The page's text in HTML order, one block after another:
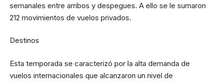
semanales entre arribos y despegues. A ello se le sumaron
212 movimientos de vuelos privados.
Destinos
Esta temporada se caracterizó por la alta demanda de
vuelos internacionales que alcanzaron un nivel de